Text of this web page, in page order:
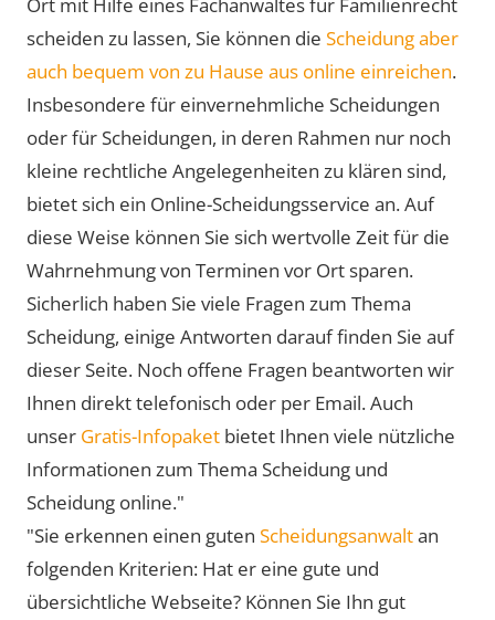
scheiden zu lassen, Sie können die Scheidung aber
auch bequem von zu Hause aus online einreichen.
Insbesondere für einvernehmliche Scheidungen
oder für Scheidungen, in deren Rahmen nur noch
kleine rechtliche Angelegenheiten zu klären sind,
bietet sich ein Online-Scheidungsservice an. Auf
diese Weise können Sie sich wertvolle Zeit für die
Wahrnehmung von Terminen vor Ort sparen.
Sicherlich haben Sie viele Fragen zum Thema
Scheidung, einige Antworten darauf finden Sie auf
dieser Seite. Noch offene Fragen beantworten wir
Ihnen direkt telefonisch oder per Email. Auch
unser Gratis-Infopaket bietet Ihnen viele nützliche
Informationen zum Thema Scheidung und
Scheidung online."
"Sie erkennen einen guten Scheidungsanwaltan
folgenden Kriterien: Hat er eine gute und
übersichtliche Webseite? Können Sie Ihn gut